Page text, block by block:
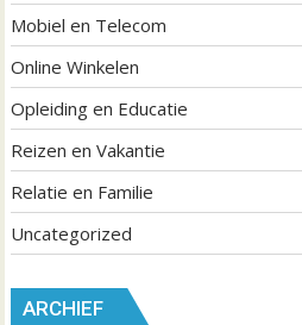
Mobiel en Telecom
Online Winkelen
Opleiding en Educatie
Reizen en Vakantie
Relatie en Familie
Uncategorized
ARCHIEF